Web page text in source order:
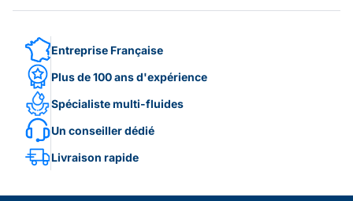
Entreprise Française
Plus de 100 ans d'expérience
Spécialiste multi-fluides
Un conseiller dédié
Livraison rapide